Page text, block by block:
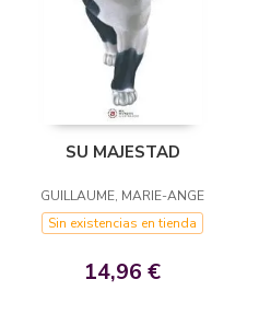
SU MAJESTAD
GUILLAUME, MARIE-ANGE
Sin existencias en tienda
14,96 €